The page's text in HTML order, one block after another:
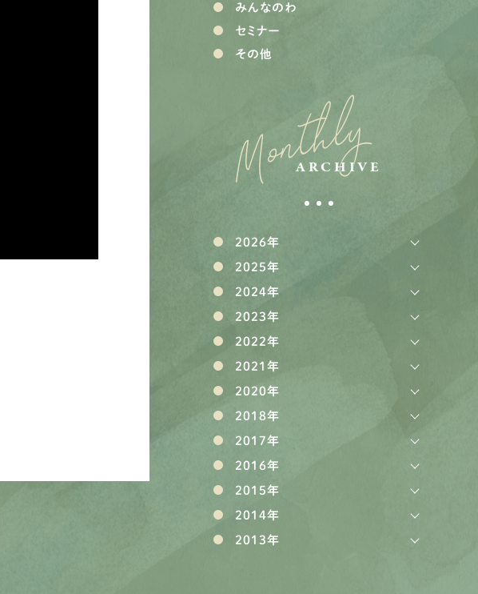
みんなのわ
セミナー
その他
Monthly
ARCHIVE
2026年
2025年
2024年
2023年
2022年
2021年
2020年
2018年
2017年
2016年
2015年
2014年
2013年